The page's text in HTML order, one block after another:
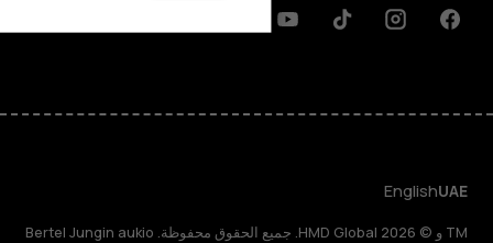
Facebook
Instagram
Tiktok
Youtube
Linkedin
Discord
UAE
English
TM و © 2026 HMD Global. جميع الحقوق محفوظة. Bertel Jungin aukio